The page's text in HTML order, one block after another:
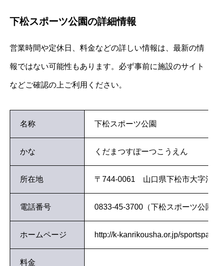
下松スポーツ公園の詳細情報
営業時間や定休日、料金などの詳しい情報は、最新の情
報ではない可能性もあります。必ず事前に施設のサイト
などご確認の上ご利用ください。
名称 下松スポーツ公園
かな くだまつすぽーつこうえん
所在地 〒744-0061 山口県下松市大字河
電話番号 0833-45-3700（下松スポーツ公園
ホームページ http://k-kanrikousha.or.jp/sportspark/
料金